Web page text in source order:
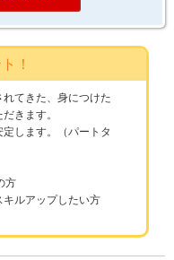
！
てきた、身につけた
きます。
します。（パートタ
方
キルアップしたい方